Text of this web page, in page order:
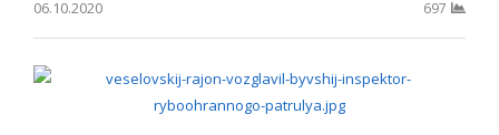
06.10.2020
697